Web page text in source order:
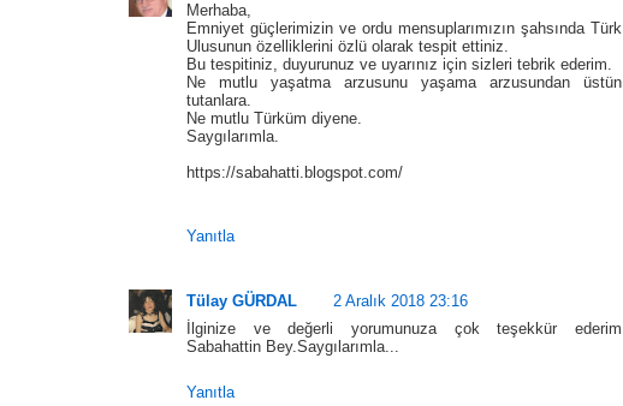
Merhaba,
Emniyet güçlerimizin ve ordu mensuplarımızın şahsında Türk
Ulusunun özelliklerini özlü olarak tespit ettiniz.
Bu tespitiniz, duyurunuz ve uyarınız için sizleri tebrik ederim.
Ne mutlu yaşatma arzusunu yaşama arzusundan üstün
tutanlara.
Ne mutlu Türküm diyene.
Saygılarımla.
https://sabahatti.blogspot.com/
Yanıtla
Tülay GÜRDAL
2 Aralık 2018 23:16
İlginize ve değerli yorumunuza çok teşekkür ederim
Sabahattin Bey.Saygılarımla...
Yanıtla